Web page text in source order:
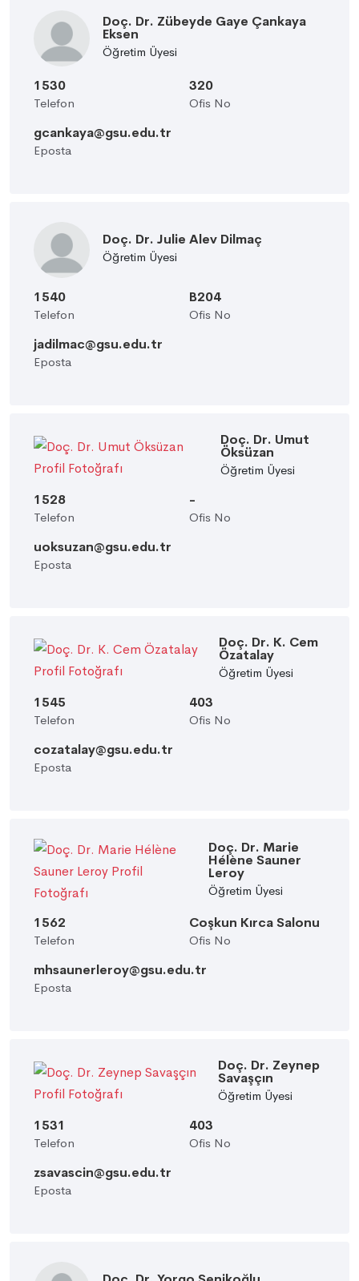
Doç. Dr. Zübeyde Gaye Çankaya
Eksen
Öğretim Üyesi
1530
Telefon
320
Ofis No
gcankaya@gsu.edu.tr
Eposta
Doç. Dr. Julie Alev Dilmaç
Öğretim Üyesi
1540
Telefon
B204
Ofis No
jadilmac@gsu.edu.tr
Eposta
Doç. Dr. Umut
Öksüzan
Öğretim Üyesi
1528
Telefon
-
Ofis No
uoksuzan@gsu.edu.tr
Eposta
Doç. Dr. K. Cem
Özatalay
Öğretim Üyesi
1545
Telefon
403
Ofis No
cozatalay@gsu.edu.tr
Eposta
Doç. Dr. Marie
Hélène Sauner
Leroy
Öğretim Üyesi
1562
Telefon
Coşkun Kırca Salonu
Ofis No
mhsaunerleroy@gsu.edu.tr
Eposta
Doç. Dr. Zeynep
Savaşçın
Öğretim Üyesi
1531
Telefon
403
Ofis No
zsavascin@gsu.edu.tr
Eposta